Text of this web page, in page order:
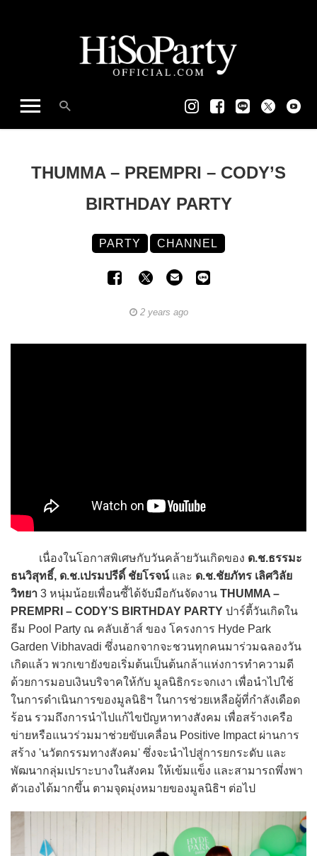
THUMMA – PREMPRI – CODY’S
BIRTHDAY PARTY
PARTY CHANNEL
2 years ago
เนื่องในโอกาสพิเศษกับวันคล้ายวันเกิดของ ด.ช.ธรรมะ
ธนวิสุทธิ์, ด.ช.เปรมปรีดิ์ ชัยโรจน์และ ด.ช.ชัยภัทร เลิศวิลัย
วิทยา 3 หนุ่มน้อยเพื่อนซี้ได้จับมือกันจัดงาน THUMMA –
PREMPRI – CODY’S BIRTHDAY PARTY ปาร์ตี้วันเกิดใน
ธีม Pool Party ณ คลับเฮ้าส์ ของ โครงการ Hyde Park
Garden Vibhavadi ซึ่งนอกจากจะชวนทุกคนมาร่วมฉลองวัน
เกิดแล้ว พวกเขายังขอเริ่มต้นเป็นต้นกล้าแห่งการทำความดี
ด้วยการมอบเงินบริจาคให้กับ มูลนิธิกระจกเงา เพื่อนำไปใช้
ในการดำเนินการของมูลนิธิฯ ในการช่วยเหลือผู้ที่กำลังเดือด
ร้อน รวมถึงการนำไปแก้ไขปัญหาทางสังคม เพื่อสร้างเครือ
ข่ายหรือแนวร่วมมาช่วยขับเคลื่อน Positive Impact ผ่านการ
สร้าง 'นวัตกรรมทางสังคม' ซึ่งจะนำไปสู่การยกระดับ และ
พัฒนากลุ่มเปราะบางในสังคม ให้เข้มแข็ง และสามารถพึ่งพา
ตัวเองได้มากขึ้น ตามจุดมุ่งหมายของมูลนิธิฯ ต่อไป